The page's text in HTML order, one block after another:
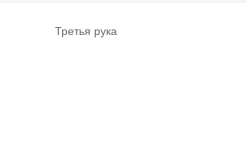
Третья рука